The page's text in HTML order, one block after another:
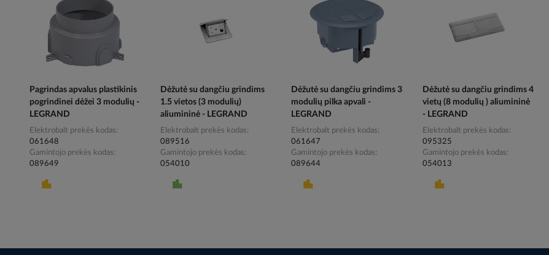
Pagrindas apvalus plastikinis
pogrindinei dėžei 3 modulių -
LEGRAND
Elektrobalt prekės kodas
061648
Gamintojo prekės kodas
089649
Dėžutė su dangčiu grindims
1.5 vietos (3 modulių)
aliumininė - LEGRAND
Elektrobalt prekės kodas
089516
Gamintojo prekės kodas
054010
Dėžutė su dangčiu grindims 3
modulių pilka apvali -
LEGRAND
Elektrobalt prekės kodas
061647
Gamintojo prekės kodas
089644
Dėžutė su dangčiu grindims 4
vietų (8 modulių ) aliumininė
- LEGRAND
Elektrobalt prekės kodas
095325
Gamintojo prekės kodas
054013